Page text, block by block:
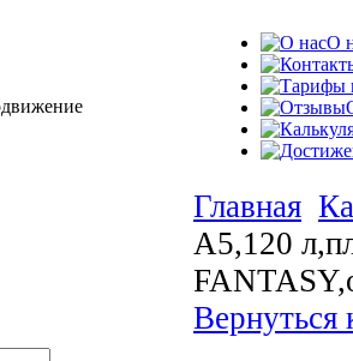
О
Главная
А5,120
Вернуться